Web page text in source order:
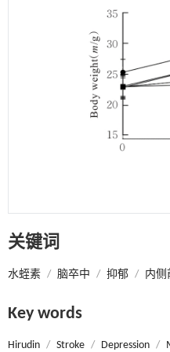
关键词
水蛭素 / 脑卒中 / 抑郁 / 内侧
Key words
Hirudin / Stroke / Depression /